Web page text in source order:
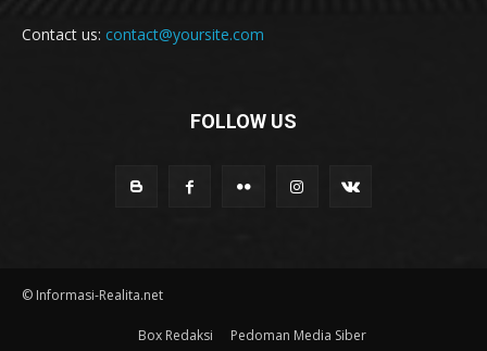
Contact us: contact@yoursite.com
FOLLOW US
© Informasi-Realita.net
Box Redaksi Pedoman Media Siber